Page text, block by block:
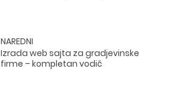
NAREDNI
Izrada web sajta za gradjevinske
firme – kompletan vodič